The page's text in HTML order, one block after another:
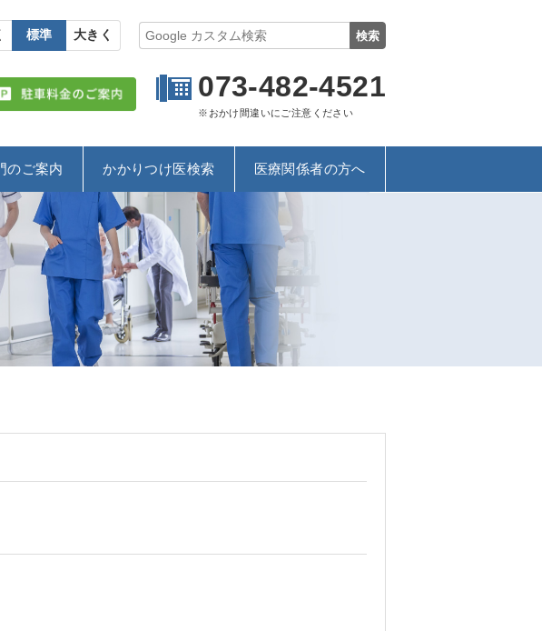
標準 大きく
073-482-4521
※おかけ間違いにご注意ください
のご案内 かかりつけ医検索 医療関係者の方へ